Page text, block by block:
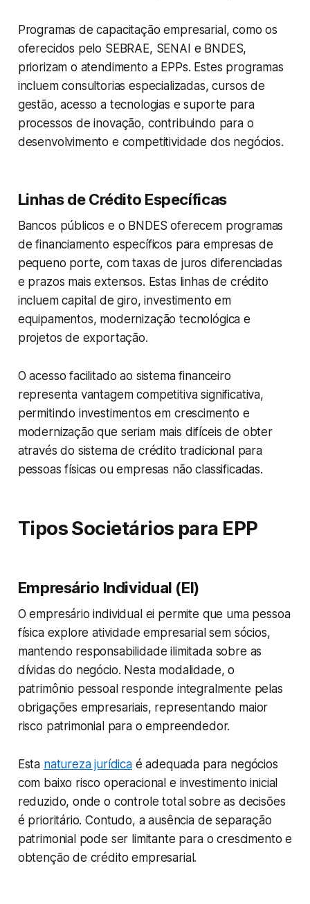
Programas de capacitação empresarial, como os
oferecidos pelo SEBRAE, SENAI e BNDES,
priorizam o atendimento a EPPs. Estes programas
incluem consultorias especializadas, cursos de
gestão, acesso a tecnologias e suporte para
processos de inovação, contribuindo para o
desenvolvimento e competitividade dos negócios.
Linhas de Crédito Específicas
Bancos públicos e o BNDES oferecem programas
de financiamento específicos para empresas de
pequeno porte, com taxas de juros diferenciadas
e prazos mais extensos. Estas linhas de crédito
incluem capital de giro, investimento em
equipamentos, modernização tecnológica e
projetos de exportação.
O acesso facilitado ao sistema financeiro
representa vantagem competitiva significativa,
permitindo investimentos em crescimento e
modernização que seriam mais difíceis de obter
através do sistema de crédito tradicional para
pessoas físicas ou empresas não classificadas.
Tipos Societários para EPP
Empresário Individual (EI)
O empresário individual ei permite que uma pessoa
física explore atividade empresarial sem sócios,
mantendo responsabilidade ilimitada sobre as
dívidas do negócio. Nesta modalidade, o
patrimônio pessoal responde integralmente pelas
obrigações empresariais, representando maior
risco patrimonial para o empreendedor.
Esta natureza jurídicaé adequada para negócios
com baixo risco operacional e investimento inicial
reduzido, onde o controle total sobre as decisões
é prioritário. Contudo, a ausência de separação
patrimonial pode ser limitante para o crescimento e
obtenção de crédito empresarial.